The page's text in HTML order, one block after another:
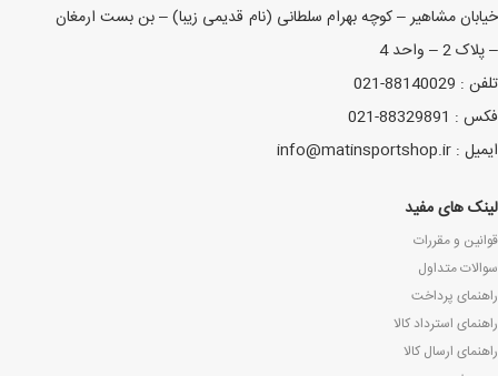
خیابان مشاهیر – کوچه بهرام سلطانی (نام قدیمی زیبا) – بن بست ارمغان
– پلاک 2 – واحد 4
تلفن : 88140029-021
فکس : 88329891-021
ایمیل : info@matinsportshop.ir
لینک های مفید
قوانین و مقررات
سوالات متداول
راهنمای پرداخت
راهنمای استرداد کالا
راهنمای ارسال کالا